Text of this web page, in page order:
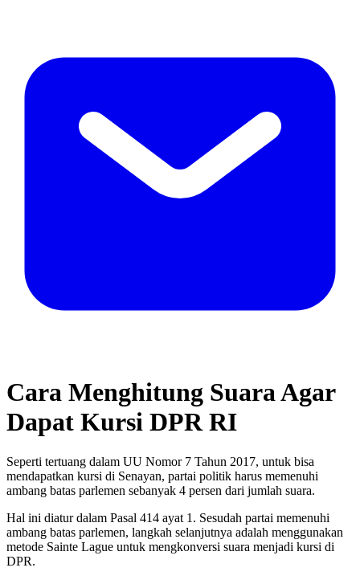
Cara Menghitung Suara Agar
Dapat Kursi DPR RI
Seperti tertuang dalam UU Nomor 7 Tahun 2017, untuk bisa
mendapatkan kursi di Senayan, partai politik harus memenuhi
ambang batas parlemen sebanyak 4 persen dari jumlah suara.
Hal ini diatur dalam Pasal 414 ayat 1. Sesudah partai memenuhi
ambang batas parlemen, langkah selanjutnya adalah menggunakan
metode Sainte Lague untuk mengkonversi suara menjadi kursi di
DPR.